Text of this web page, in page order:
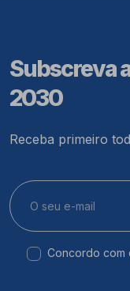
Subscreva
2030
Receba primeiro
Concordo com